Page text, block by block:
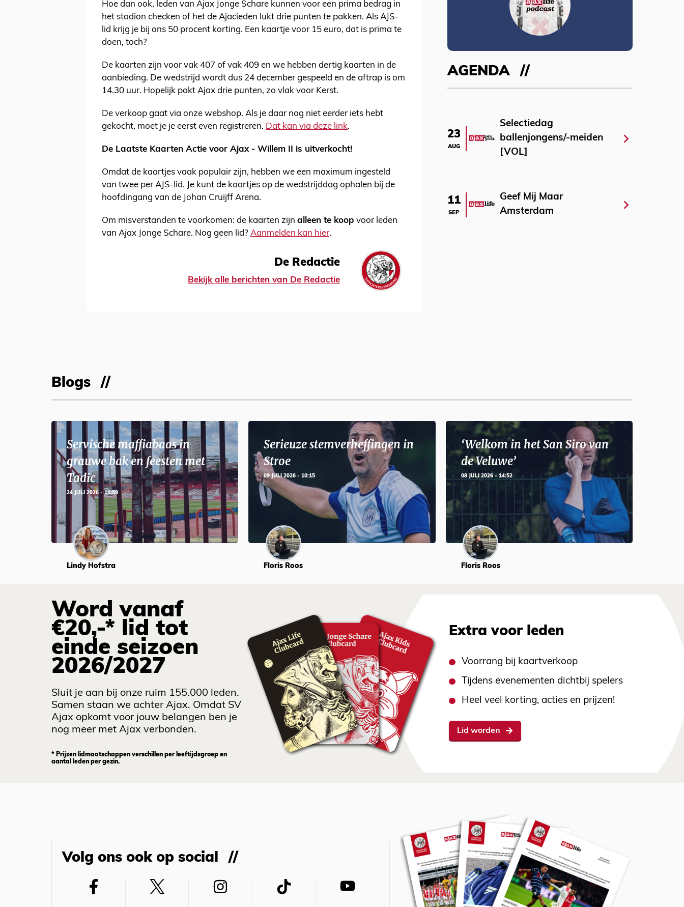
Hoe dan ook, leden van Ajax Jonge Schare kunnen voor een prima bedrag in
het stadion checken of het de Ajacieden lukt drie punten te pakken. Als AJS-
lid krijg je bij ons 50 procent korting. Een kaartje voor 15 euro, dat is prima te
doen, toch?
De kaarten zijn voor vak 407 of vak 409 en we hebben dertig kaarten in de
aanbieding. De wedstrijd wordt dus 24 december gespeeld en de aftrap is om
14.30 uur. Hopelijk pakt Ajax drie punten, zo vlak voor Kerst.
De verkoop gaat via onze webshop. Als je daar nog niet eerder iets hebt
gekocht, moet je je eerst even registreren. Dat kan via deze link.
De Laatste Kaarten Actie voor Ajax - Willem II is uitverkocht!
Omdat de kaartjes vaak populair zijn, hebben we een maximum ingesteld
van twee per AJS-lid. Je kunt de kaartjes op de wedstrijddag ophalen bij de
hoofdingang van de Johan Cruijff Arena.
Om misverstanden te voorkomen: de kaarten zijn alleen te koop voor leden
van Ajax Jonge Schare. Nog geen lid? Aanmelden kan hier.
De Redactie
Bekijk alle berichten van De Redactie
AGENDA
23
AUG
Selectiedag
ballenjongens/-meiden
[VOL]
11
SEP
Geef Mij Maar
Amsterdam
Blogs
Servische maffiabaas in
grauwe bak en feesten met
Tadic
24 JULI 2026 - 11:59
Lindy Hofstra
Serieuze stemverheffingen in
Stroe
09 JULI 2026 - 10:15
Floris Roos
‘Welkom in het San Siro van
de Veluwe’
08 JULI 2026 - 14:52
Floris Roos
Word vanaf
€20,-* lid tot
einde seizoen
2026/2027
Sluit je aan bij onze ruim 155.000 leden.
Samen staan we achter Ajax. Omdat SV
Ajax opkomt voor jouw belangen ben je
nog meer met Ajax verbonden.
* Prijzen lidmaatschappen verschillen per leeftijdsgroep en
aantal leden per gezin.
Extra voor leden
Voorrang bij kaartverkoop
Tijdens evenementen dichtbij spelers
Heel veel korting, acties en prijzen!
Lid worden
Volg ons ook op social